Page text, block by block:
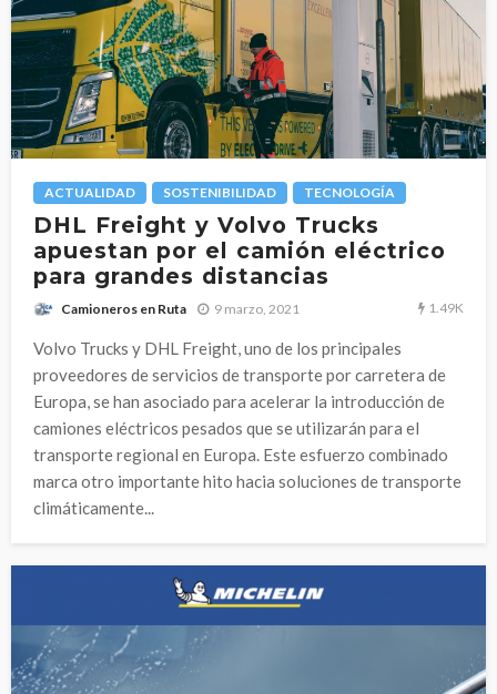
ACTUALIDAD SOSTENIBILIDAD TECNOLOGÍA
DHL Freight y Volvo Trucks
apuestan por el camión eléctrico
para grandes distancias
Camioneros en Ruta 9 marzo, 2021 1.49K
Volvo Trucks y DHL Freight, uno de los principales
proveedores de servicios de transporte por carretera de
Europa, se han asociado para acelerar la introducción de
camiones eléctricos pesados que se utilizarán para el
transporte regional en Europa. Este esfuerzo combinado
marca otro importante hito hacia soluciones de transporte
climáticamente...